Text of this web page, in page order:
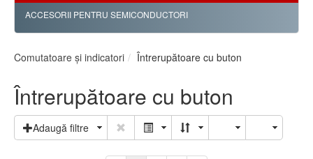
ACCESORII PENTRU SEMICONDUCTORI
Comutatoare şi indicatori Întrerupătoare cu buton
Întrerupătoare cu buton
Adaugă filtre